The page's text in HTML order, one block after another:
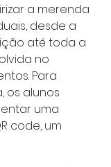
a merenda
desde a
até toda a
no
Para
os alunos
uma
code, um